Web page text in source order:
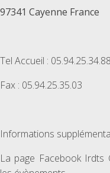
97341 Cayenne France
Tel Accueil :
Fax : 05.94.25.35.03
Informations
La page Facebook Irdts